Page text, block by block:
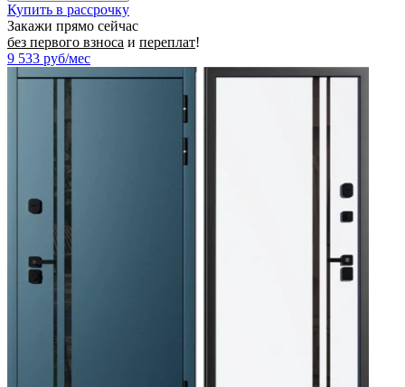
Купить в рассрочку
Закажи прямо сейчас
без первого взноса и переплат!
9 533 руб/мес